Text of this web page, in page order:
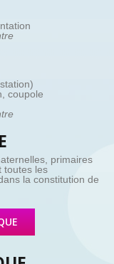
coupole
primaires
toutes les
la constitution de